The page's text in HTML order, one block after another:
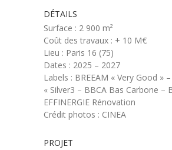
DÉTAILS
Surface : 2 900 m²
Coût des travaux : + 10 M€
Lieu : Paris 16 (75)
Dates : 2025 – 2027
Labels : BREEAM « Very Good » –
« Silver3 – BBCA Bas Carbone –
EFFINERGIE Rénovation
Crédit photos : CINEA
PROJET